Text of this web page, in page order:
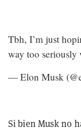
Tbh, I’m just
way too
— Elon Musk
Si bien Musk no